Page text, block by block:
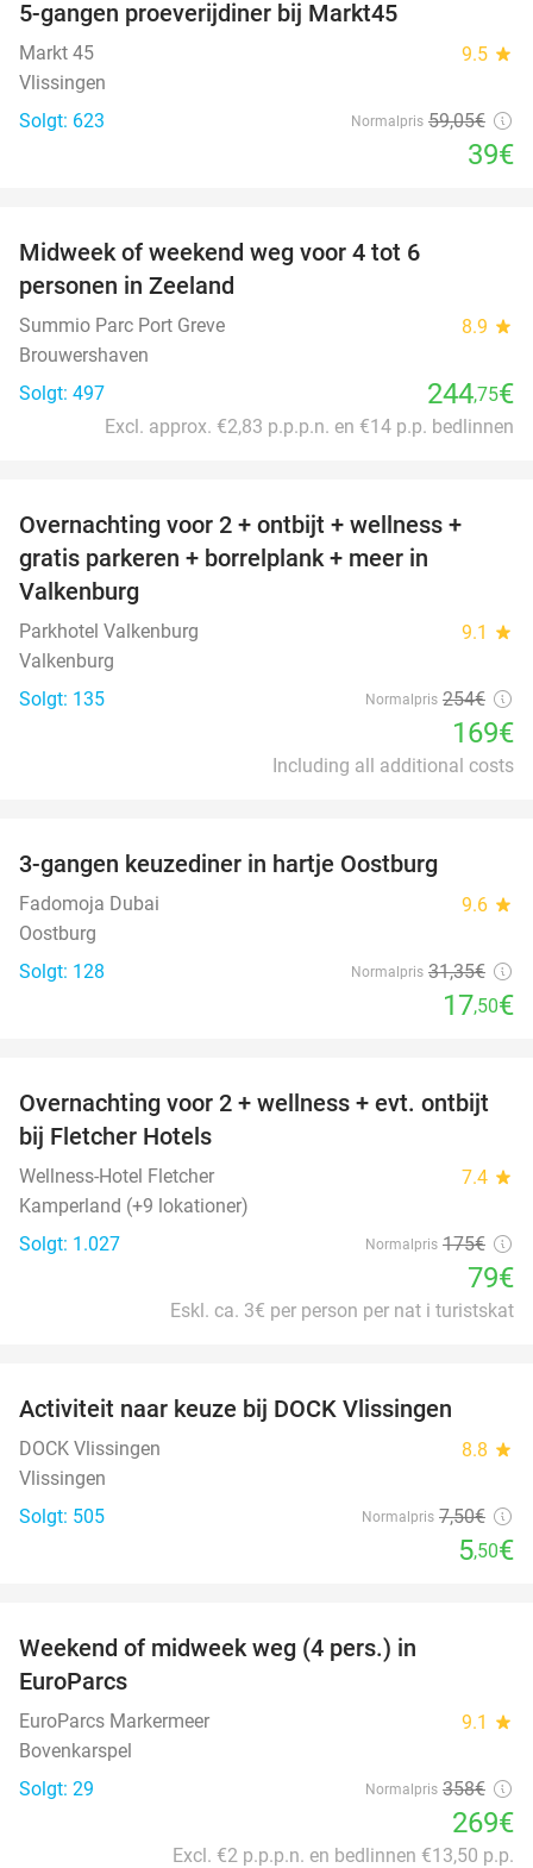
5-gangen proeverijdiner bij Markt45
Markt 45 9.5 star
Vlissingen
Solgt: 623
Normalpris 59,05€
39€
Midweek of weekend weg voor 4 tot 6
personen in Zeeland
Summio Parc Port Greve 8.9 star
Brouwershaven
Solgt: 497
244,75€
Excl. approx. €2,83 p.p.p.n. en €14 p.p. bedlinnen
33%
Overnachting voor 2 + ontbijt + wellness +
gratis parkeren + borrelplank + meer in
Valkenburg
Parkhotel Valkenburg 9.1 star
Valkenburg
Solgt: 135
Normalpris 254€
169€
Including all additional costs
3-gangen keuzediner in hartje Oostburg
Fadomoja Dubai 9.6 star
Oostburg
Solgt: 128
Normalpris 31,35€
17,50€
55%
Overnachting voor 2 + wellness + evt. ontbijt
bij Fletcher Hotels
Wellness-Hotel Fletcher 7.4 star
Kamperland (+9 lokationer)
Solgt: 1.027
Normalpris 175€
79€
Eskl. ca. 3€ per person per nat i turistskat
Activiteit naar keuze bij DOCK Vlissingen
DOCK Vlissingen 8.8 star
Vlissingen
Solgt: 505
Normalpris 7,50€
5,50€
Weekend of midweek weg (4 pers.) in
EuroParcs
EuroParcs Markermeer 9.1 star
Bovenkarspel
Solgt: 29
Normalpris 358€
269€
Excl. €2 p.p.p.n. en bedlinnen €13,50 p.p.